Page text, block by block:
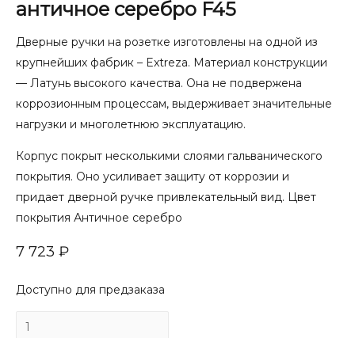
античное серебро F45
Дверные ручки на розетке изготовлены на одной из
крупнейших фабрик – Extreza. Материал конструкции
— Латунь высокого качества. Она не подвержена
коррозионным процессам, выдерживает значительные
нагрузки и многолетнюю эксплуатацию.
Корпус покрыт несколькими слоями гальванического
покрытия. Оно усиливает защиту от коррозии и
придает дверной ручке привлекательный вид. Цвет
покрытия Античное серебро
7 723 ₽
Доступно для предзаказа
Количество